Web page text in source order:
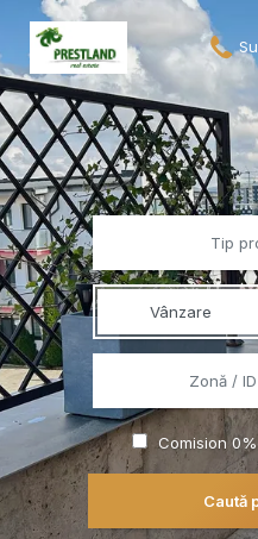
Tip
Vânzare
Comision 0%